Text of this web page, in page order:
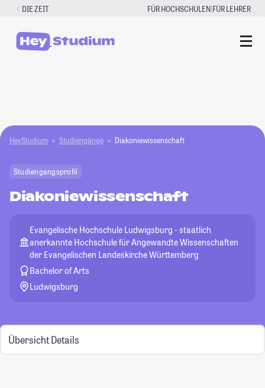
Zum
springen
DIE ZEIT FÜR HOCHSCHULEN|FÜR LEHRER
HeyStudium Studiengänge Diakoniewissenschaft
Studiengangsprofil
Diakoniewissenschaft
Evangelische Hochschule Ludwigsburg - staatlich
anerkannte Hochschule für Angewandte Wissenschaften
der Evangelischen Landeskirche Württemberg
Bachelor of Arts
Ludwigsburg
Übersicht Details